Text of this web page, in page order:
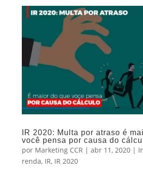
IR 2020: Multa por atraso é
você pensa por causa do
por Marketing CCR | abr 11, 2020|
renda, IR, IR 2020